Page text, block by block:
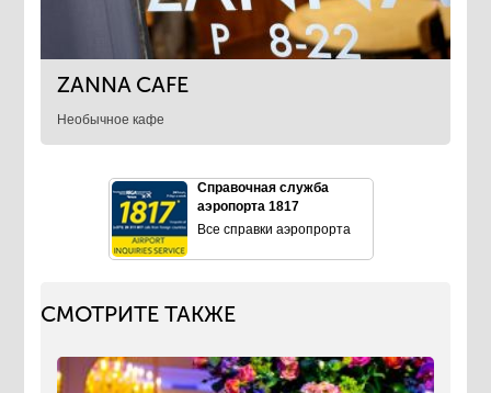
ZANNA CAFE
Необычное кафе
Справочная служба
аэропорта 1817
Все справки аэропрорта
СМОТРИТЕ ТАКЖЕ